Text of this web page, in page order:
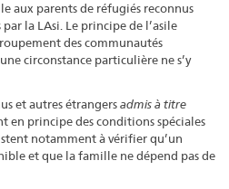
aux parents de réfugiés reconnus
la LAsi. Le principe de l’asile
des communautés
circonstance particulière ne s’y
et autres étrangersadmis à titre
en principe des conditions spéciales
notamment à vérifier qu’un
et que la famille ne dépend pas de